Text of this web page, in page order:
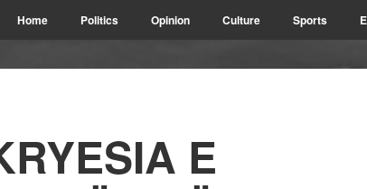
Home Politics Opinion Culture Sports
E